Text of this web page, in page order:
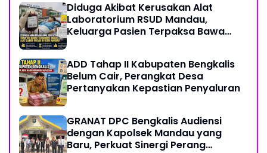
Diduga Akibat Kerusakan Alat
Laboratorium RSUD Mandau,
Keluarga Pasien Terpaksa Bawa
Transfusi Darah
ADD Tahap II Kabupaten Bengkalis
Belum Cair, Perangkat Desa
Pertanyakan Kepastian Penyaluran
GRANAT DPC Bengkalis Audiensi
dengan Kapolsek Mandau yang
Baru, Perkuat Sinergi Perang